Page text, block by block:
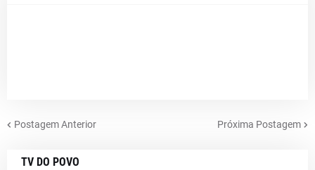
Postagem Anterior Próxima Postagem
TV DO POVO